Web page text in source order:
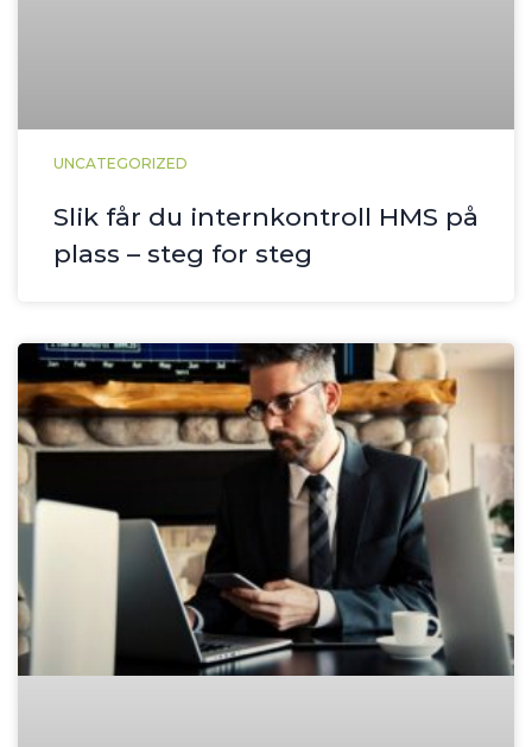
UNCATEGORIZED
Slik får du internkontroll HMS på
plass – steg for steg